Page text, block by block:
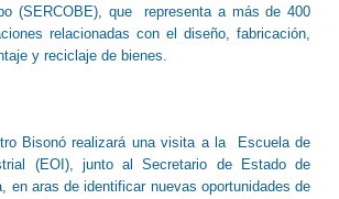
(SERCOBE), que representa a más de 400
relacionadas con el diseño, fabricación,
y reciclaje de bienes.
Bisonó realizará una visita a la Escuela de
(EOI), junto al Secretario de Estado de
en aras de identificar nuevas oportunidades de